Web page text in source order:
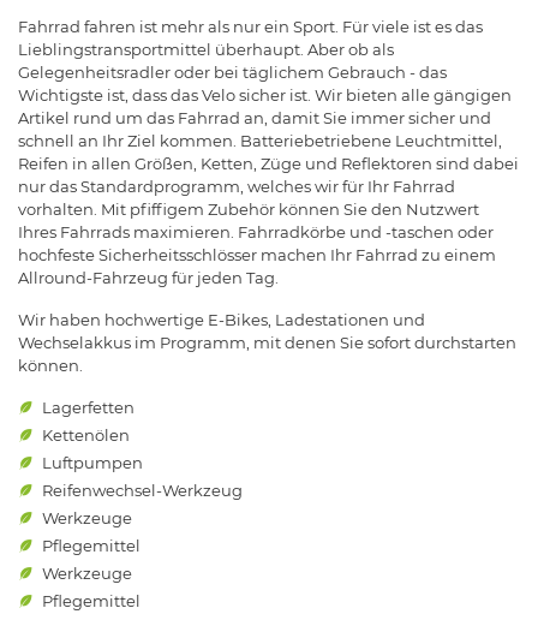
Fahrrad fahren ist mehr als nur ein Sport. Für viele ist es das
Lieblingstransportmittel überhaupt. Aber ob als
Gelegenheitsradler oder bei täglichem Gebrauch - das
Wichtigste ist, dass das Velo sicher ist. Wir bieten alle gängigen
Artikel rund um das Fahrrad an, damit Sie immer sicher und
schnell an Ihr Ziel kommen. Batteriebetriebene Leuchtmittel,
Reifen in allen Größen, Ketten, Züge und Reflektoren sind dabei
nur das Standardprogramm, welches wir für Ihr Fahrrad
vorhalten. Mit pfiffigem Zubehör können Sie den Nutzwert
Ihres Fahrrads maximieren. Fahrradkörbe und -taschen oder
hochfeste Sicherheitsschlösser machen Ihr Fahrrad zu einem
Allround-Fahrzeug für jeden Tag.
Wir haben hochwertige E-Bikes, Ladestationen und
Wechselakkus im Programm, mit denen Sie sofort durchstarten
können.
Lagerfetten
Kettenölen
Luftpumpen
Reifenwechsel-Werkzeug
Werkzeuge
Pflegemittel
Werkzeuge
Pflegemittel